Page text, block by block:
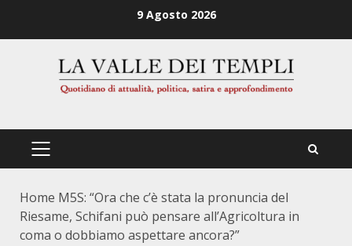
9 Agosto 2026
PRIMÄRES
Home M5S: “Ora che c’è stata la pronuncia del
Riesame, Schifani può pensare all’Agricoltura in
coma o dobbiamo aspettare ancora?”